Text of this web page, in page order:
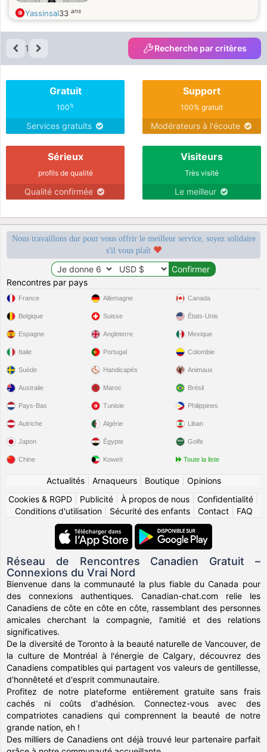
Yassinsal33 ans
1 Recherche par critères
Gratuit
100%
Services gratuits
Support
100% gratuit
Modérateurs à l'écoute
Sérieux
profils de qualité
Qualité confirmée
Visiteurs
Très visité
Le meilleur
Nous travaillons dur pour vous offrir le meilleur service, soyez solidaire
s'il vous plaît
Rencontres par pays
France
Belgique
Espagne
Italie
Suède
Allemagne
Suisse
Angleterre
Portugal
Handicapés
Canada
États-Unis
Mexique
Colombie
Animaux
Australie
Pays-Bas
Autriche
Japon
Chine
Maroc
Tunisie
Algérie
Égypte
Koweït
Brésil
Philippines
Liban
Golfe
Toute la liste
Actualités| Arnaqueurs| Boutique| Opinions
Cookies & RGPD
Publicité À propos de nous Confidentialité
Conditions d'utilisation| Sécurité des enfants| Contact| FAQ
Réseau de Rencontres Canadien Gratuit –
Connexions du Vrai Nord
Bienvenue dans la communauté la plus fiable du Canada pour
des connexions authentiques. Canadian-chat.com relie les
Canadiens de côte en côte en côte, rassemblant des personnes
amicales cherchant la compagnie, l'amitié et des relations
significatives.
De la diversité de Toronto à la beauté naturelle de Vancouver, de
la culture de Montréal à l'énergie de Calgary, découvrez des
Canadiens compatibles qui partagent vos valeurs de gentillesse,
d'honnêteté et d'esprit communautaire.
Profitez de notre plateforme entièrement gratuite sans frais
cachés ni coûts d'adhésion. Connectez-vous avec des
compatriotes canadiens qui comprennent la beauté de notre
grande nation, eh !
Des milliers de Canadiens ont déjà trouvé leur partenaire parfait